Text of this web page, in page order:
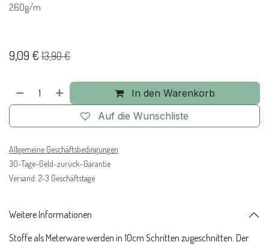
260g/m
9,09 € 13,90€
In den Warenkorb
Auf die Wunschliste
Allgemeine Geschäftsbedingungen
30-Tage-Geld-zurück-Garantie
Versand: 2-3 Geschäftstage
Weitere Informationen
Stoffe als Meterware werden in 10cm Schritten zugeschnitten. Der